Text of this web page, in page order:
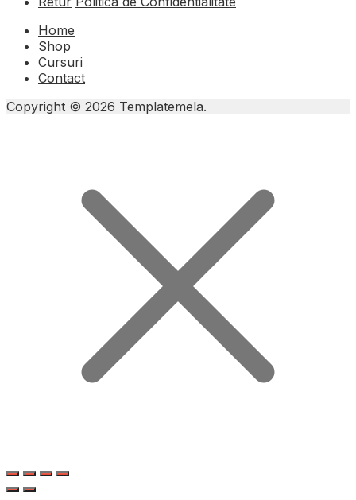
Home
Shop
Cursuri
Contact
Copyright © 2026 Templatemela.